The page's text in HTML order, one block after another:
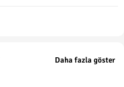
Daha fazla göster